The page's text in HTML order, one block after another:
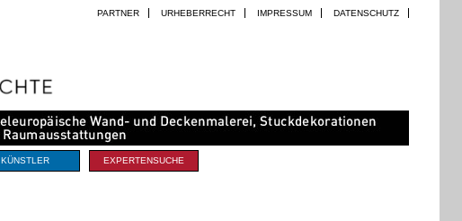
PARTNER URHEBERRECHT IMPRESSUM DATENSCHUTZ
KÜNSTLER EXPERTENSUCHE